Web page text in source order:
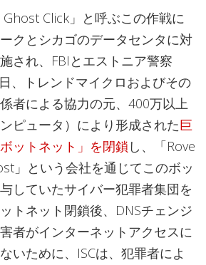
Click」と呼ぶこの作戦に
クとシカゴのデータセンタに対
され、FBIとエストニア警察
、トレンドマイクロおよびその
者による協力の元、400万以上
ピュータ）により形成された巨
ットネット」を閉鎖 し、「Rove
」という会社を通じてこのボッ
していたサイバー犯罪者集団を
トネット閉鎖後、DNSチェンジ
者がインターネットアクセスに
いために、ISCは、犯罪者によ